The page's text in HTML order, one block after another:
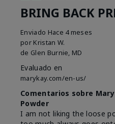
BRING BACK
Enviado Hace 4 meses
por Kristan W.
de Glen Burnie, MD
Evaluado en
marykay.com/en-us/
Comentarios sobre
Powder
I am not liking the loose